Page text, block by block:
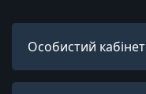
Особистий кабінет